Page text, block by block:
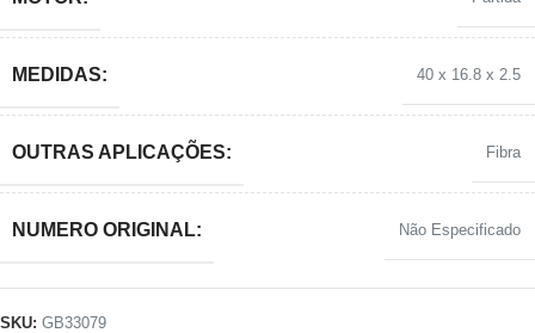
MEDIDAS: 40 x 16.8 x 2.5
OUTRAS APLICAÇÕES: Fibra
NUMERO ORIGINAL: Não Especificado
SKU: GB33079